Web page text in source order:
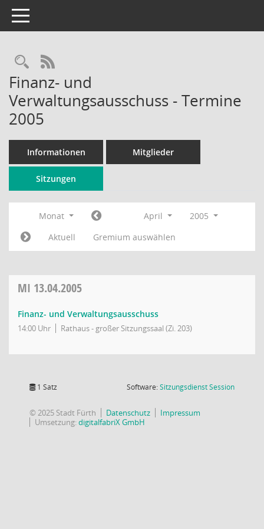
Toggle navigation
Rechercheauswahl
RSS-Feed
Finanz- und
Verwaltungsausschuss - Termine
2005
Informationen Mitglieder
Sitzungen
Monat April
2005
Aktuell
Gremium auswählen
MI 13.04.2005
Finanz- und Verwaltungsausschuss
14:00 Uhr Rathaus - großer Sitzungssaal (Zi. 203)
1 Satz Software:SitzungsdienstSession(Wird in
© 2025 Stadt Fürth Datenschutz
Impressum
Umsetzung:digitalfabriX GmbH